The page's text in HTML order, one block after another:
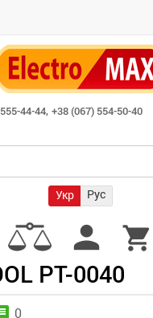
44-44, +38 (067) 554-50-40
Укр Рус
person shopping_cart
PT-0040
0